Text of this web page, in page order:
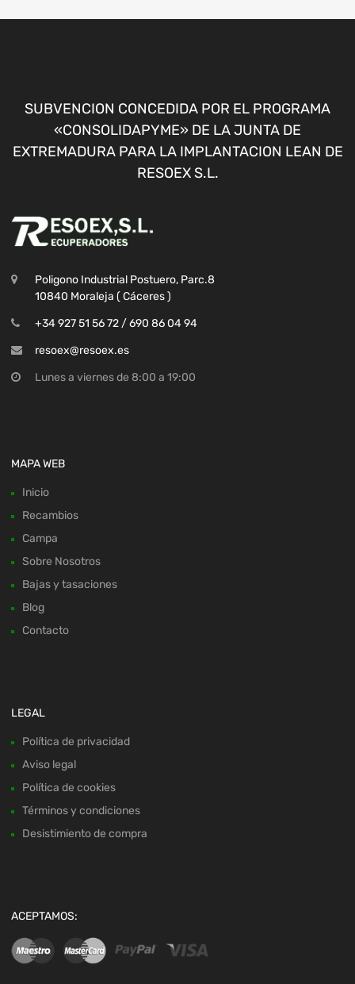
SUBVENCION CONCEDIDA POR EL PROGRAMA
«CONSOLIDAPYME» DE LA JUNTA DE
EXTREMADURA PARA LA IMPLANTACION LEAN DE
RESOEX S.L.
Poligono Industrial Postuero, Parc.8
10840 Moraleja ( Cáceres )
+34 927 51 56 72 / 690 86 04 94
resoex@resoex.es
Lunes a viernes de 8:00 a 19:00
MAPA WEB
Inicio
Recambios
Campa
Sobre Nosotros
Bajas y tasaciones
Blog
Contacto
LEGAL
Política de privacidad
Aviso legal
Política de cookies
Términos y condiciones
Desistimiento de compra
ACEPTAMOS: